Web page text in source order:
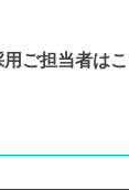
用ご担当者は